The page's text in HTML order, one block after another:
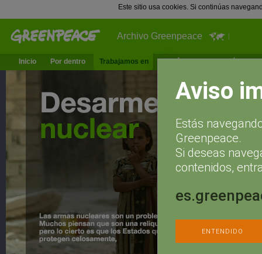
Este sitio usa cookies. Si continúas
Archivo Greenpeace
Inicio Por dentro Trabajamos en ¿Qué puedes hacer tú?
Aviso
Estás
Greenpeace.
Si deseas
contenidos,
ENTENDIDO